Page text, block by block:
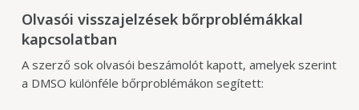
Olvasói visszajelzések bőrproblémákkal
kapcsolatban
A szerző sok olvasói beszámolót kapott, amelyek szerint
a DMSO különféle bőrproblémákon segített: